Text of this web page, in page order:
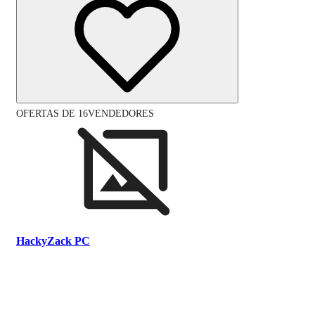
OFERTAS DE 16VENDEDORES
HackyZack PC